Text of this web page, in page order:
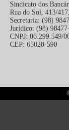
Sindicato dos
Rua do Sol, 413/
Secretaria: (98)
Jurídico: (98)
CNPJ: 06.299.549/
CEP: 65020-590